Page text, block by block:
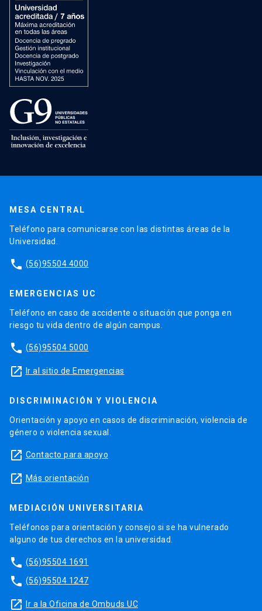
MESA CENTRAL
Teléfono para comunicarse con las distintas áreas de la
Universidad.
phone (56)95504 4000
EMERGENCIAS UC
Teléfono en caso de accidente o situación que ponga en
riesgo tu vida dentro de algún campus.
phone (56)95504 5000
launch Ir al sitio de Emergencias
DISCRIMINACIÓN Y VIOLENCIA
Orientación y apoyo en casos de discriminación, violencia de
género o violencia sexual.
launch Contacto para apoyo
launch Más orientación
MEDIACIÓN UNIVERSITARIA
Teléfonos para orientación y consejo si se ha vulnerado
alguno de tus derechos en la universidad.
phone (56)95504 1691
phone (56)95504 1247
launch Ir a la Oficina de Ombuds UC